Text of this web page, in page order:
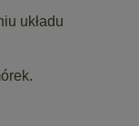
układu